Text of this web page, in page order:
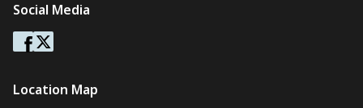
Social Media
Location Map